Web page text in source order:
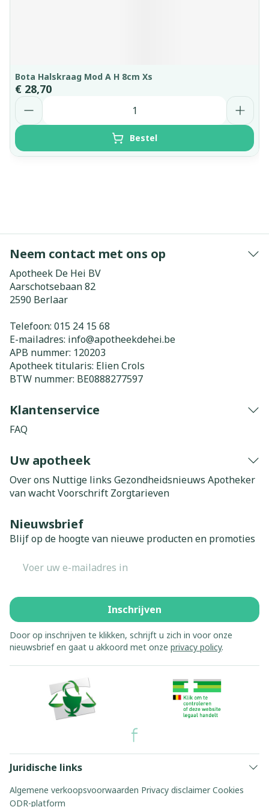
Bota Halskraag Mod A H 8cm Xs
€ 28,70
Aantal
Bestel
Neem contact met ons op
Apotheek De Hei BV
Aarschotsebaan 82
2590 Berlaar
Telefoon: 015 24 15 68
E-mailadres: info@apotheekdehei.be
APB nummer: 120203
Apotheek titularis: Elien Crols
BTW nummer: BE0888277597
Klantenservice
FAQ
Uw apotheek
Over ons Nuttige links Gezondheidsnieuws Apotheker
van wachtVoorschrift Zorgtarieven
Nieuwsbrief
Blijf op de hoogte van nieuwe producten en promoties
Inschrijven
Door op inschrijven te klikken, schrijft u zich in voor onze
nieuwsbrief en gaat u akkoord met onze privacy policy.
Juridische links
Algemene verkoopsvoorwaarden Privacy disclaimer Cookies
ODR-platform